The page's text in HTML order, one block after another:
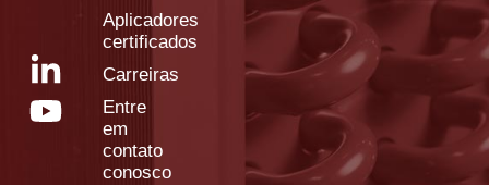
Aplicadores
certificados
Carreiras
Entre
em
contato
conosco